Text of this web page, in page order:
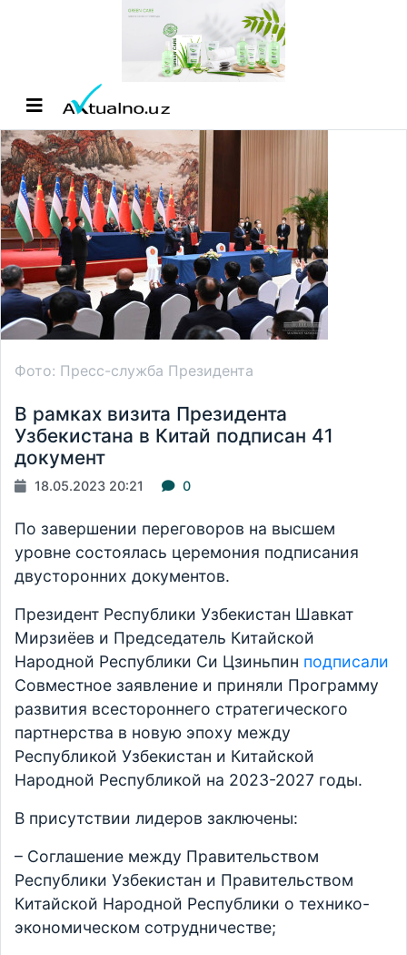
Фото: Пресс-служба Президента
В рамках визита Президента
Узбекистана в Китай подписан 41
документ
18.05.2023 20:21 0
По завершении переговоров на высшем
уровне состоялась церемония подписания
двусторонних документов.
Президент Республики Узбекистан Шавкат
Мирзиёев и Председатель Китайской
Народной Республики Си Цзиньпин подписали
Совместное заявление и приняли Программу
развития всестороннего стратегического
партнерства в новую эпоху между
Республикой Узбекистан и Китайской
Народной Республикой на 2023-2027 годы.
В присутствии лидеров заключены:
– Соглашение между Правительством
Республики Узбекистан и Правительством
Китайской Народной Республики о технико-
экономическом сотрудничестве;